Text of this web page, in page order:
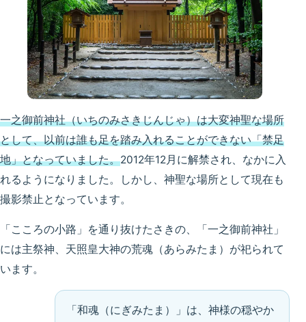
一之御前神社（いちのみさきじんじゃ）は大変神聖な場所
として、以前は誰も足を踏み入れることができない「禁足
地」となっていました。2012年12月に解禁され、なかに入
れるようになりました。しかし、神聖な場所として現在も
撮影禁止となっています。
「こころの小路」を通り抜けたさきの、「一之御前神社」
には主祭神、天照皇大神の荒魂（あらみたま）が祀られて
います。
「和魂（にぎみたま）」は、神様の穏やか